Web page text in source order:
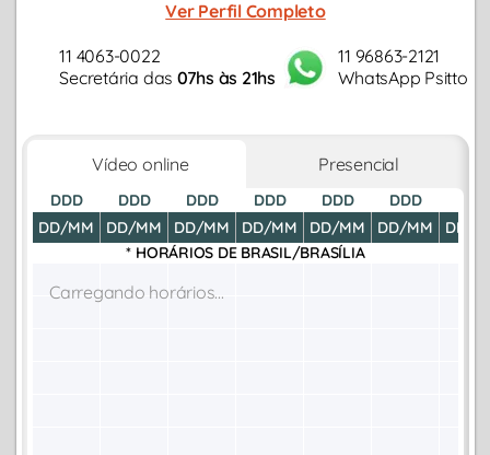
Ver Perfil Completo
11 4063-0022
Secretária das 07hs às 21hs
11 96863-2121
WhatsApp Psitto
Vídeo online Presencial
DDD
DD/MM
DDD
DD/MM
DDD
DD/MM
DDD
DD/MM
DDD
DD/MM
DDD
DD/MM
DD/
* HORÁRIOS DE BRASIL/BRASÍLIA
Carregando horários...